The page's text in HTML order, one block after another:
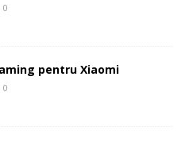
0
pentru Xiaomi
0